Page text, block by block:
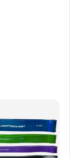
kun se
päällesi,
kehosi
sitä